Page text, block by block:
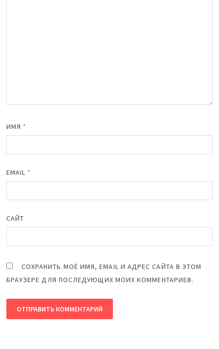
ИМЯ *
EMAIL *
САЙТ
СОХРАНИТЬ МОЁ ИМЯ, EMAIL И АДРЕС САЙТА В ЭТОМ
БРАУЗЕРЕ ДЛЯ ПОСЛЕДУЮЩИХ МОИХ КОММЕНТАРИЕВ.